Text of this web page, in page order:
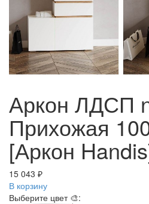
Аркон ЛДСП
Прихожая
[Аркон
15 043 ₽
В корзину
Выберите цвет 🎨: